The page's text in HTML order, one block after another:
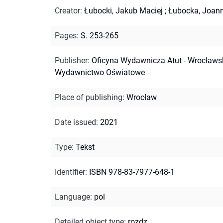
Creator: Łubocki, Jakub Maciej ; Łubocka,
Pages: S. 253-265
Publisher: Oficyna Wydawnicza Atut -
Wydawnictwo Oświatowe
Place of publishing: Wrocław
Date issued: 2021
Type: Tekst
Identifier: ISBN 978-83-7977-648-1
Language: pol